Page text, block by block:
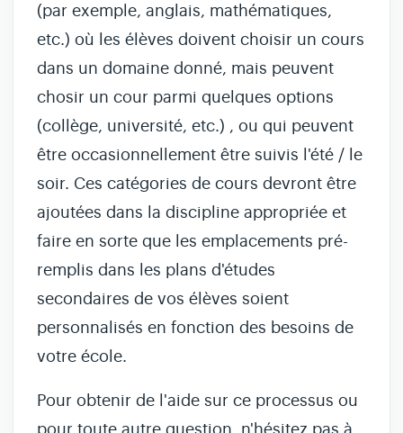
(par exemple, anglais, mathématiques,
etc.) où les élèves doivent choisir un cours
dans un domaine donné, mais peuvent
chosir un cour parmi quelques options
(collège, université, etc.) , ou qui peuvent
être occasionnellement être suivis l'été / le
soir. Ces catégories de cours devront être
ajoutées dans la discipline appropriée et
faire en sorte que les emplacements pré-
remplis dans les plans d'études
secondaires de vos élèves soient
personnalisés en fonction des besoins de
votre école.
Pour obtenir de l'aide sur ce processus ou